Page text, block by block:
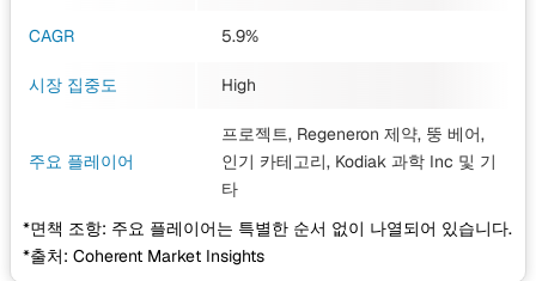
CAGR 5.9%
시장 집중도 High
주요 플레이어
프로젝트, Regeneron 제약, 뚱 베어,
인기 카테고리, Kodiak 과학 Inc 및 기
타
*면책 조항: 주요 플레이어는 특별한 순서 없이 나열되어 있습니다.
*출처: Coherent Market Insights